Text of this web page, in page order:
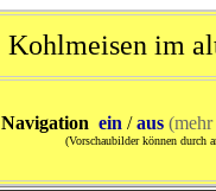
Kohlmeisen im
Navigation ein /aus
(Vorschaubilder können durch